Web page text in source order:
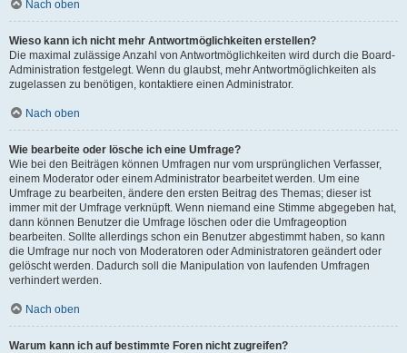
Nach oben
Wieso kann ich nicht mehr Antwortmöglichkeiten erstellen?
Die maximal zulässige Anzahl von Antwortmöglichkeiten wird durch die Board-
Administration festgelegt. Wenn du glaubst, mehr Antwortmöglichkeiten als
zugelassen zu benötigen, kontaktiere einen Administrator.
Nach oben
Wie bearbeite oder lösche ich eine Umfrage?
Wie bei den Beiträgen können Umfragen nur vom ursprünglichen Verfasser,
einem Moderator oder einem Administrator bearbeitet werden. Um eine
Umfrage zu bearbeiten, ändere den ersten Beitrag des Themas; dieser ist
immer mit der Umfrage verknüpft. Wenn niemand eine Stimme abgegeben hat,
dann können Benutzer die Umfrage löschen oder die Umfrageoption
bearbeiten. Sollte allerdings schon ein Benutzer abgestimmt haben, so kann
die Umfrage nur noch von Moderatoren oder Administratoren geändert oder
gelöscht werden. Dadurch soll die Manipulation von laufenden Umfragen
verhindert werden.
Nach oben
Warum kann ich auf bestimmte Foren nicht zugreifen?